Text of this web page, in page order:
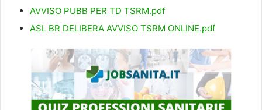
AVVISO PUBB PER TD TSRM.pdf
ASL BR DELIBERA AVVISO TSRM ONLINE.pdf